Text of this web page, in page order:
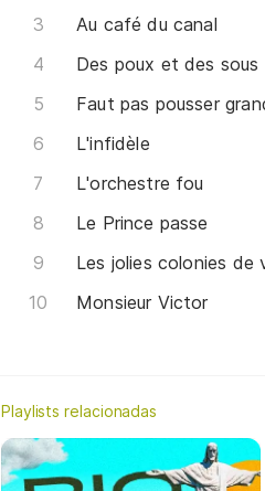
Au café du canal
Des poux et des sous
Faut pas pousser
L'infidèle
L'orchestre fou
Le Prince passe
Les jolies colonies de
Monsieur Victor
Playlists relacionadas